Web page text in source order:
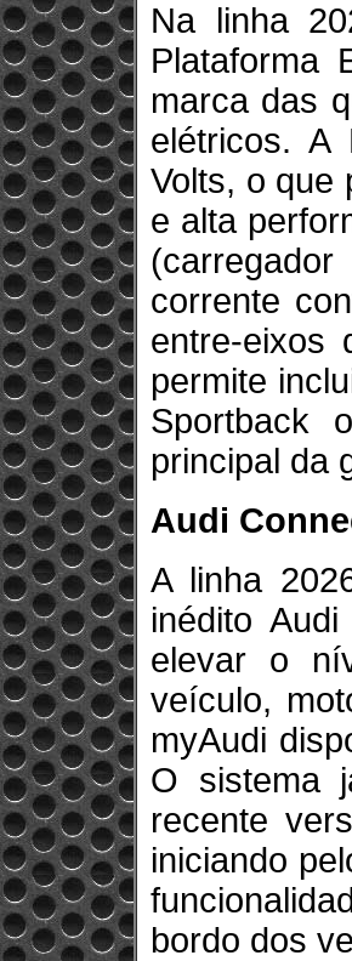
Na linha
Plataforma
marca das
elétricos. A
Volts, o que
e alta
corrente
entre-eixos
permite
Sportback
principal da
Audi
A linha
inédito
elevar o
veículo,
myAudi
O sistema
recente
iniciando
bordo dos